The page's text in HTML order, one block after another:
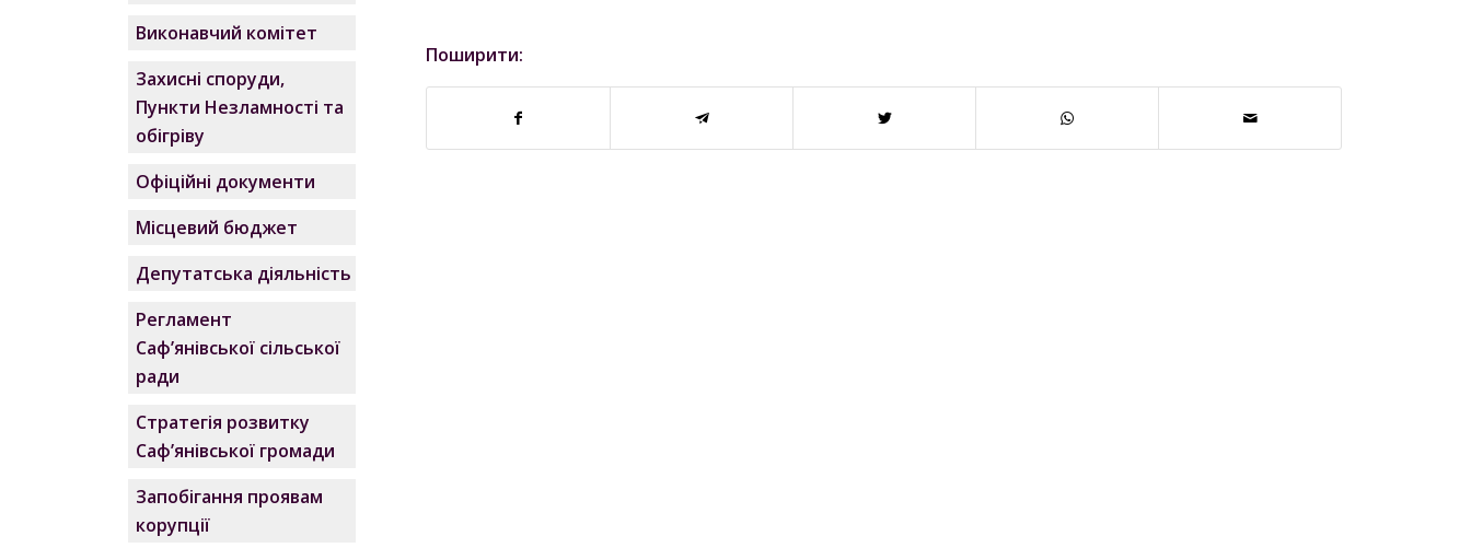
Поширити:
Виконавчий комітет
Захисні споруди,
Пункти Незламності та
обігріву
Офіційні документи
Місцевий бюджет
Депутатська діяльність
Регламент
Саф’янівської сільської
ради
Стратегія розвитку
Саф’янівської громади
Запобігання проявам
корупції